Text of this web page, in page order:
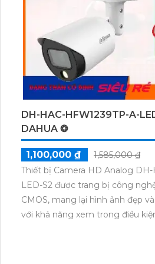
NVR1108HS-W-S2-FCC cũng
thông qua ứng dụng di động
kiểm soát và giám sát tình
DH-HAC-HFW1239TP-A-
DAHUA ❂
1,100,000 ₫
1,585,000 ₫
Thiết bị Camera HD Analog DH-
LED-S2 được trang bị công
CMOS, mang lại hình ảnh đẹp
với khả năng xem trong điều